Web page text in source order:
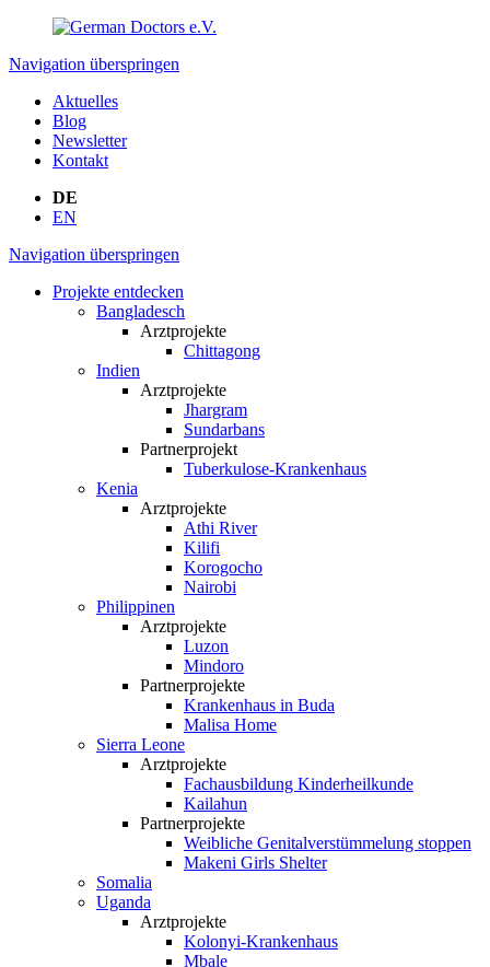
Navigation überspringen
Aktuelles
Blog
Newsletter
Kontakt
DE
EN
Navigation überspringen
Projekte entdecken
Bangladesch
Arztprojekte
Chittagong
Indien
Arztprojekte
Jhargram
Sundarbans
Partnerprojekt
Tuberkulose-Krankenhaus
Kenia
Arztprojekte
Athi River
Kilifi
Korogocho
Nairobi
Philippinen
Arztprojekte
Luzon
Mindoro
Partnerprojekte
Krankenhaus in Buda
Malisa Home
Sierra Leone
Arztprojekte
Fachausbildung Kinderheilkunde
Kailahun
Partnerprojekte
Weibliche Genital­verstümmelung stoppen
Makeni Girls Shelter
Somalia
Uganda
Arztprojekte
Kolonyi-Krankenhaus
Mbale